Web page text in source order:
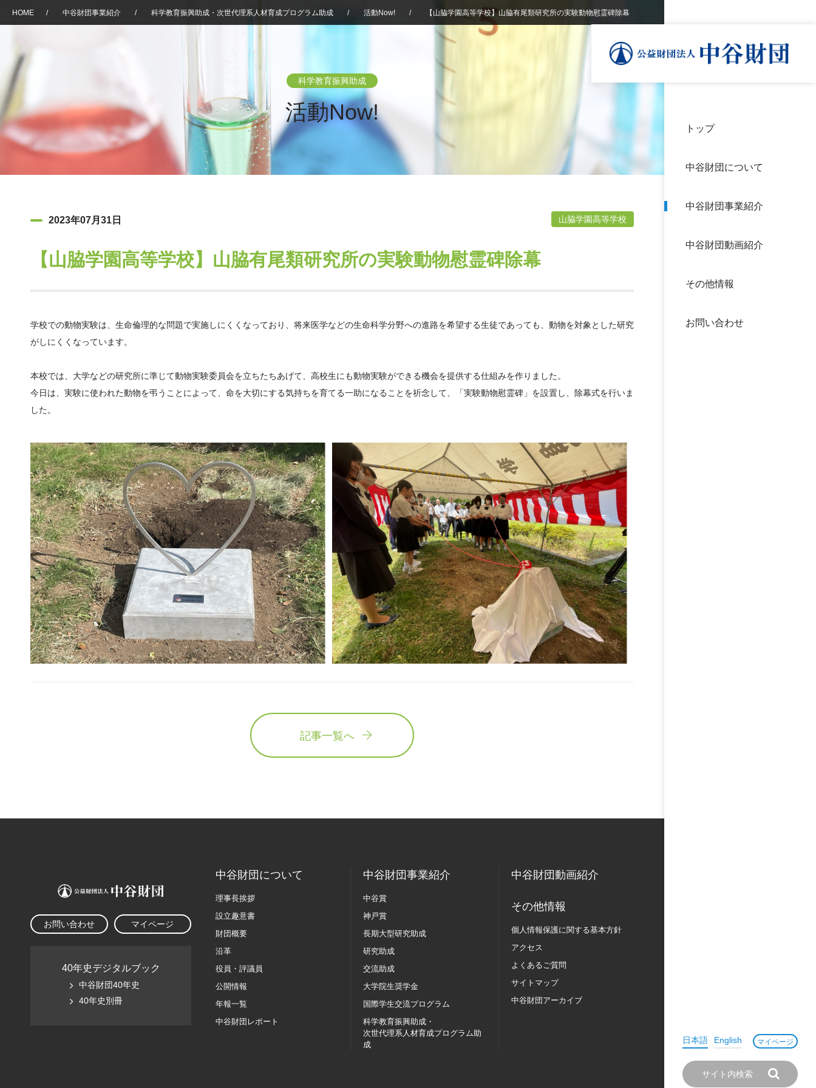
トップ
中谷財団について
中谷財団事業紹介
中谷財団動画紹介
その他情報
お問い合わせ
日本語 English マイページ
HOME / 中谷財団事業紹介 / 科学教育振興助成・次世代理系人材育成プログラム助成 / 活動Now! / 【山脇学園高等学校】山脇有尾類研究所の実験動物慰霊碑除幕
科学教育振興助成
活動Now!
2023年07月31日 山脇学園高等学校
【山脇学園高等学校】山脇有尾類研究所の実験動物慰霊碑除幕
学校での動物実験は、生命倫理的な問題で実施しにくくなっており、将来医学などの生命科学分野への進路を希望する生徒であっても、動物を対象とした研究
がしにくくなっています。
本校では、大学などの研究所に準じて動物実験委員会を立ちたちあげて、高校生にも動物実験ができる機会を提供する仕組みを作りました。
今日は、実験に使われた動物を弔うことによって、命を大切にする気持ちを育てる一助になることを祈念して、「実験動物慰霊碑」を設置し、除幕式を行いま
した。
記事一覧へ
お問い合わせ マイページ
40年史デジタルブック
中谷財団40年史
40年史別冊
中谷財団について
理事長挨拶
設立趣意書
財団概要
沿革
役員・評議員
公開情報
年報一覧
中谷財団レポート
中谷財団事業紹介
中谷賞
神戸賞
長期大型研究助成
研究助成
交流助成
大学院生奨学金
国際学生交流プログラム
科学教育振興助成・
次世代理系人材育成プログラム助
成
中谷財団動画紹介
その他情報
個人情報保護に関する基本方針
アクセス
よくあるご質問
サイトマップ
中谷財団アーカイブ